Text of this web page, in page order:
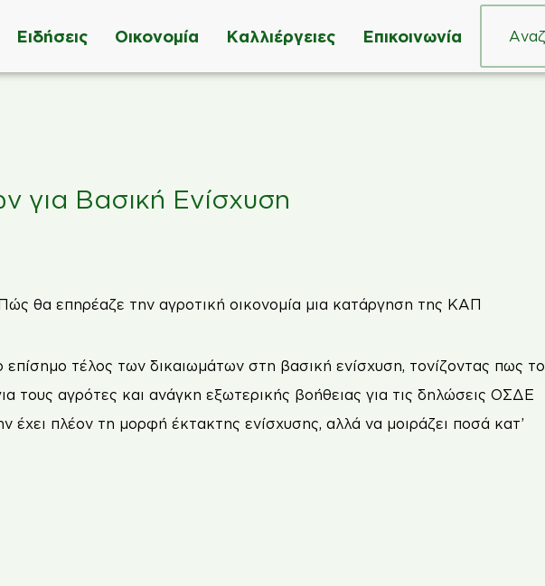
Ειδήσεις Οικονομία Καλλιέργειες Επικοινωνία
για Βασική Ενίσχυση
τέλος των δικαιωμάτων στη βασική ενίσχυση, τονίζοντας πως το
τους αγρότες και ανάγκη εξωτερικής βοήθειας για τις δηλώσεις ΟΣΔΕ
έχει πλέον τη μορφή έκτακτης ενίσχυσης, αλλά να μοιράζει ποσά κατ’